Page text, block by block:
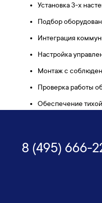
Установка 3-х
Подбор
Интеграция
Настройка
Монтаж с
Проверка работы
Обеспечение
8 (495) 666-